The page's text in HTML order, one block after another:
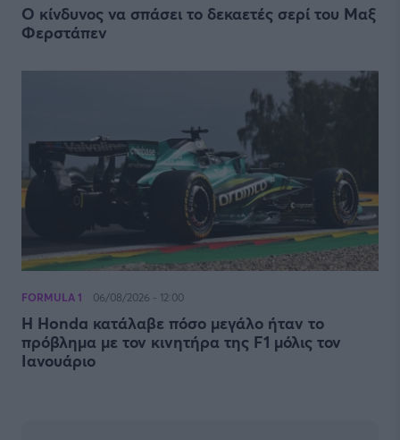
Ο κίνδυνος να σπάσει το δεκαετές σερί του Μαξ
Φερστάπεν
FORMULA 1 06/08/2026 - 12:00
Η Honda κατάλαβε πόσο μεγάλο ήταν το
πρόβλημα με τον κινητήρα της F1 μόλις τον
Ιανουάριο